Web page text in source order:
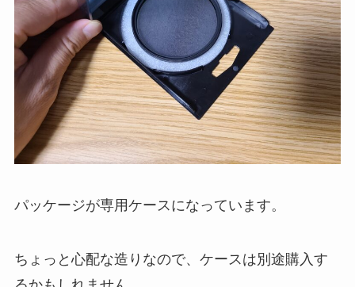
パッケージが専用ケースになっています。
ちょっと心配な造りなので、ケースは別途購入す